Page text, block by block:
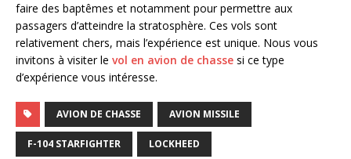
faire des baptêmes et notamment pour permettre aux
passagers d’atteindre la stratosphère. Ces vols sont
relativement chers, mais l’expérience est unique. Nous vous
invitons à visiter le vol en avion de chasse si ce type
d’expérience vous intéresse.
AVION DE CHASSE AVION MISSILE
F-104 STARFIGHTER LOCKHEED